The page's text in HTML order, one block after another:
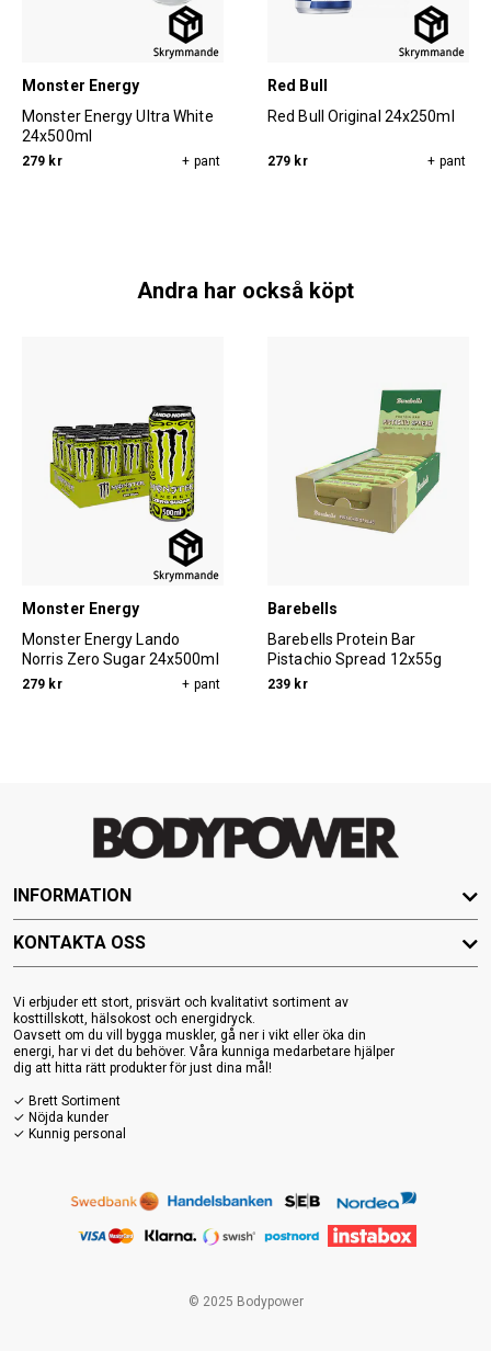
Monster Energy
Monster Energy Ultra White
24x500ml
279 kr + pant
Red Bull
Red Bull Original 24x250ml
279 kr + pant
Andra har också köpt
Monster Energy
Monster Energy Lando
Norris Zero Sugar 24x500ml
279 kr + pant
Barebells
Barebells Protein Bar
Pistachio Spread 12x55g
239 kr
Vi erbjuder ett stort, prisvärt och kvalitativt sortiment av
kosttillskott, hälsokost och energidryck.
Oavsett om du vill bygga muskler, gå ner i vikt eller öka din
energi, har vi det du behöver. Våra kunniga medarbetare hjälper
dig att hitta rätt produkter för just dina mål!
✓ Brett Sortiment
✓ Nöjda kunder
✓ Kunnig personal
INFORMATION
KONTAKTA OSS
© 2025 Bodypower